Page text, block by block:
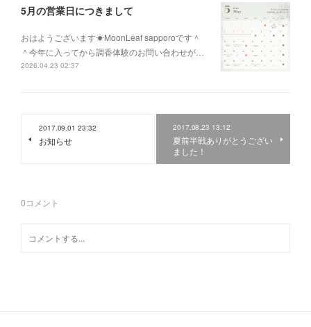
5月の営業日につきまして
おはようございます☀MoonLeaf sapporoです＾
＾今年に入ってから調香体験のお問い合わせが…
2026.04.23 02:37
2017.09.01 23:32
お知らせ
2017.08.23 13:12
夏前半戦ありがとうござい
ました！
0コメント